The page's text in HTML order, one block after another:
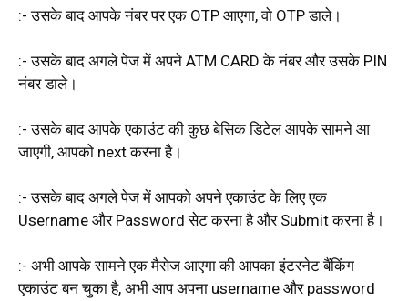
:- उसके बाद आपके नंबर पर एक OTP आएगा, वो OTP डाले।
:- उसके बाद अगले पेज में अपने ATM CARD के नंबर और उसके PIN
नंबर डाले।
:- उसके बाद आपके एकाउंट की कुछ बेसिक डिटेल आपके सामने आ
जाएगी, आपको next करना है।
:- उसके बाद अगले पेज में आपको अपने एकाउंट के लिए एक
Username और Password सेट करना है और Submit करना है।
:- अभी आपके सामने एक मैसेज आएगा की आपका इंटरनेट बैंकिंग
एकाउंट बन चुका है, अभी आप अपना username और password